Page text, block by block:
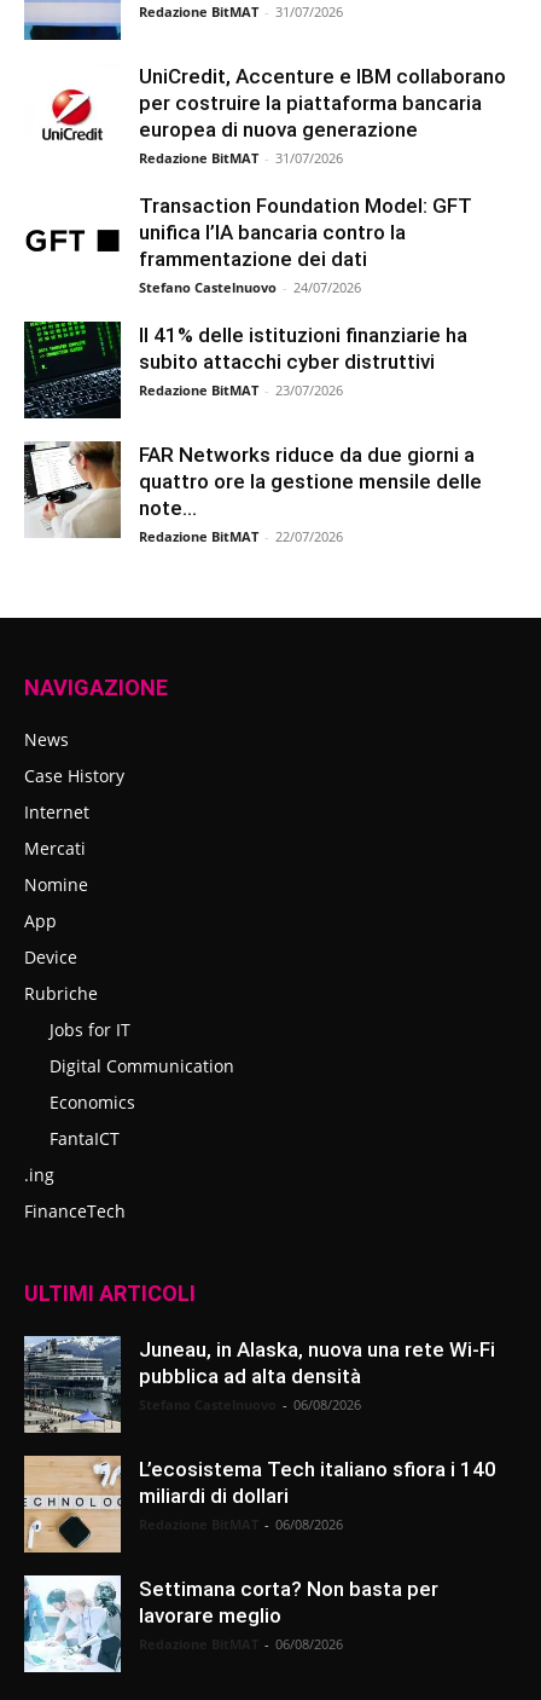
Redazione BitMAT - 31/07/2026
UniCredit, Accenture e IBM collaborano
per costruire la piattaforma bancaria
europea di nuova generazione
Redazione BitMAT - 31/07/2026
Transaction Foundation Model: GFT
unifica l’IA bancaria contro la
frammentazione dei dati
Stefano Castelnuovo - 24/07/2026
Il 41% delle istituzioni finanziarie ha
subito attacchi cyber distruttivi
Redazione BitMAT - 23/07/2026
FAR Networks riduce da due giorni a
quattro ore la gestione mensile delle
note...
Redazione BitMAT - 22/07/2026
NAVIGAZIONE
News
Case History
Internet
Mercati
Nomine
App
Device
Rubriche
Jobs for IT
Digital Communication
Economics
FantaICT
.ing
FinanceTech
ULTIMI ARTICOLI
Juneau, in Alaska, nuova una rete Wi-Fi
pubblica ad alta densità
- 06/08/2026
L’ecosistema Tech italiano sfiora i 140
miliardi di dollari
- 06/08/2026
Settimana corta? Non basta per
lavorare meglio
- 06/08/2026